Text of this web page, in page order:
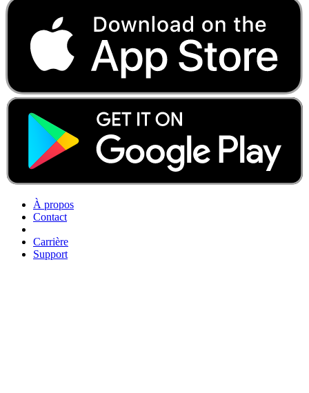
À propos
Contact
Carrière
Support